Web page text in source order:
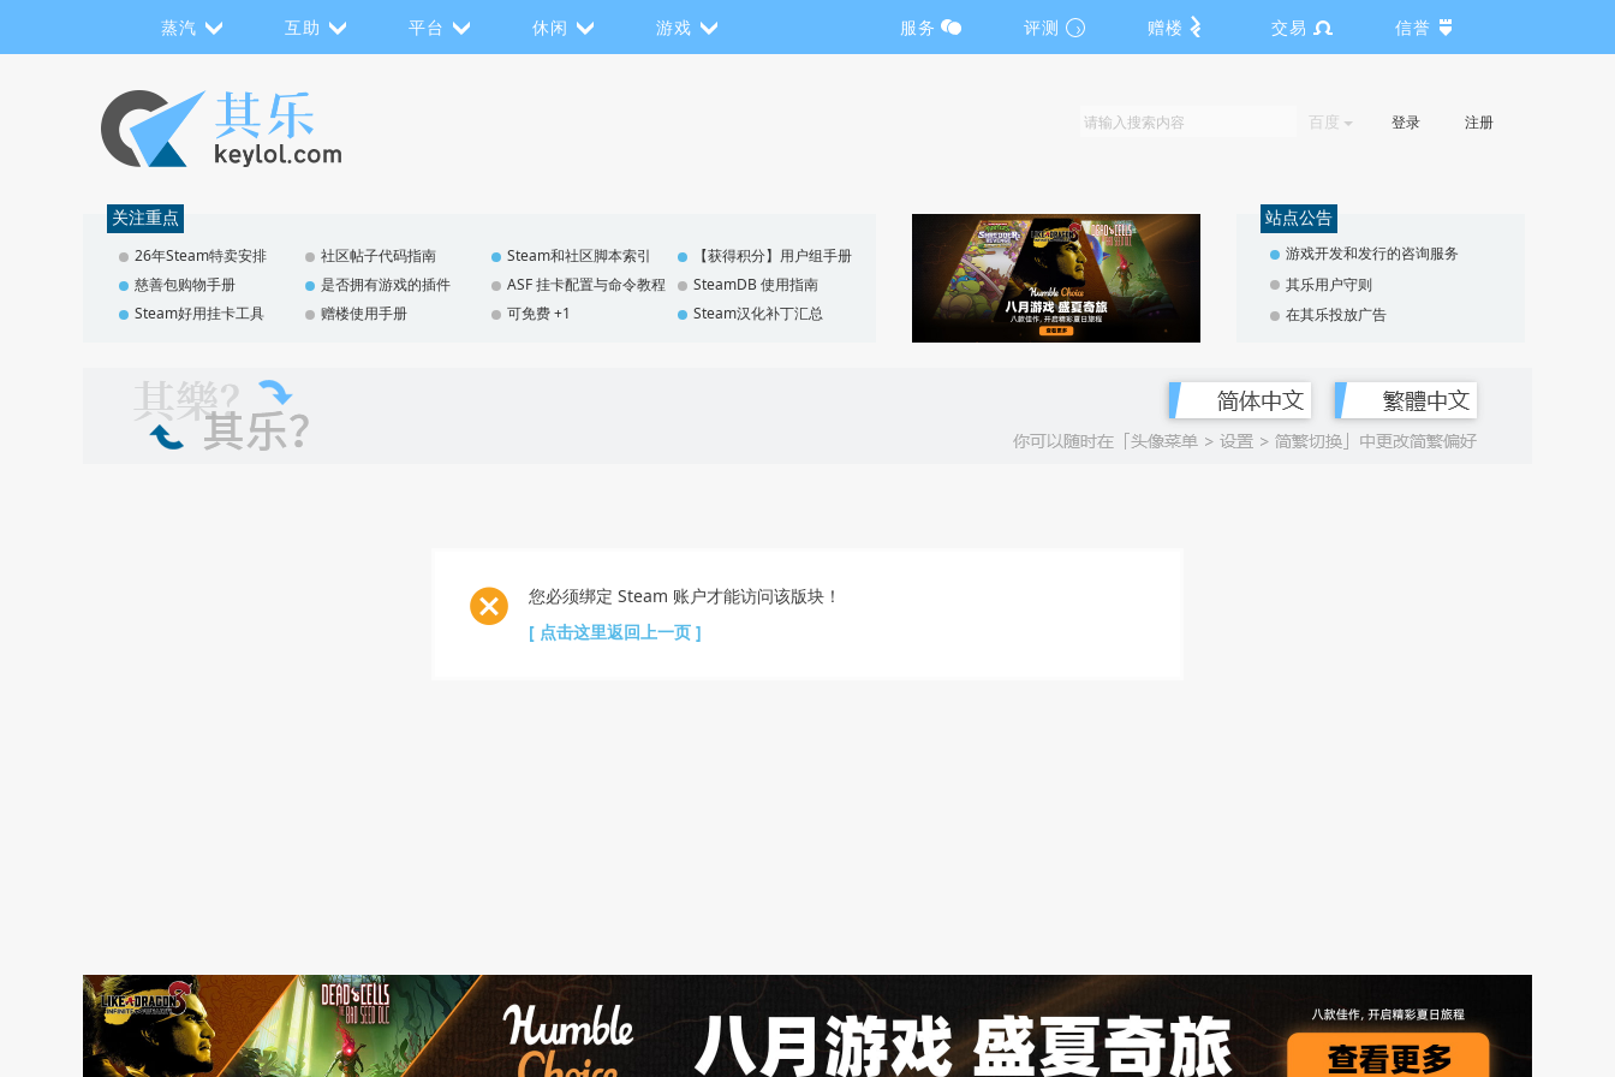
蒸汽 互助 平台 休闲 游戏 服务 评测 赠楼 交易 信誉
百度 登录 注册
关注重点
26年Steam特卖安排 社区帖子代码指南 Steam和社区脚本索引
【获得积分】用户组手册
慈善包购物手册
是否拥有游戏的插件 ASF 挂卡配置与命令教程
SteamDB 使用指南
Steam好用挂卡工具
赠楼使用手册 可免费 +1 Steam汉化补丁汇总
站点公告
游戏开发和发行的咨询服务
其乐用户守则
在其乐投放广告
您必须绑定 Steam 账户才能访问该版块！
[ 点击这里返回上一页 ]